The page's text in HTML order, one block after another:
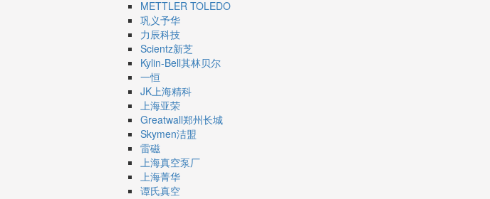
METTLER TOLEDO
巩义予华
力辰科技
Scientz新芝
Kylin-Bell其林贝尔
一恒
JK上海精科
上海亚荣
Greatwall郑州长城
Skymen洁盟
雷磁
上海真空泵厂
上海菁华
谭氏真空